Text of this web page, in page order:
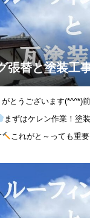
張替と塗装工
とうございます(*^^*)
まずはケレン作業！塗
これがと～っても重